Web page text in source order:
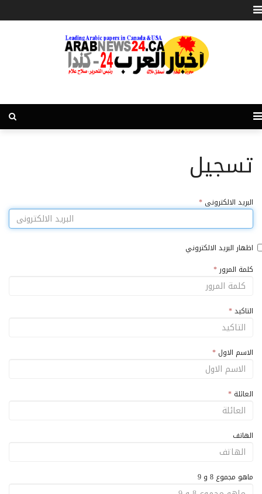
تسجيل
البريد الالكترونى *
اظهار البريد الالكتروني
كلمة المرور *
التاكيد*
الاسم الاول *
العائلة *
الهاتف
ماهو مجموع 8 و 9